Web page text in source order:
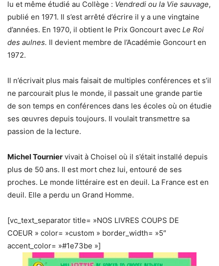
lu et même étudié au Collège : Vendredi ou la Vie sauvage,
publié en 1971. Il s’est arrêté d’écrire il y a une vingtaine
d’années. En 1970, il obtient le Prix Goncourt avec Le Roi
des aulnes. Il devient membre de l’Académie Goncourt en
1972.
Il n’écrivait plus mais faisait de multiples conférences et s’il
ne parcourait plus le monde, il passait une grande partie
de son temps en conférences dans les écoles où on étudie
ses œuvres depuis toujours. Il voulait transmettre sa
passion de la lecture.
Michel Tournier vivait à Choisel où il s’était installé depuis
plus de 50 ans. Il est mort chez lui, entouré de ses
proches. Le monde littéraire est en deuil. La France est en
deuil. Elle a perdu un Grand Homme.
[vc_text_separator title= »NOS LIVRES COUPS DE
COEUR » color= »custom » border_width= »5″
accent_color= »#1e73be »]